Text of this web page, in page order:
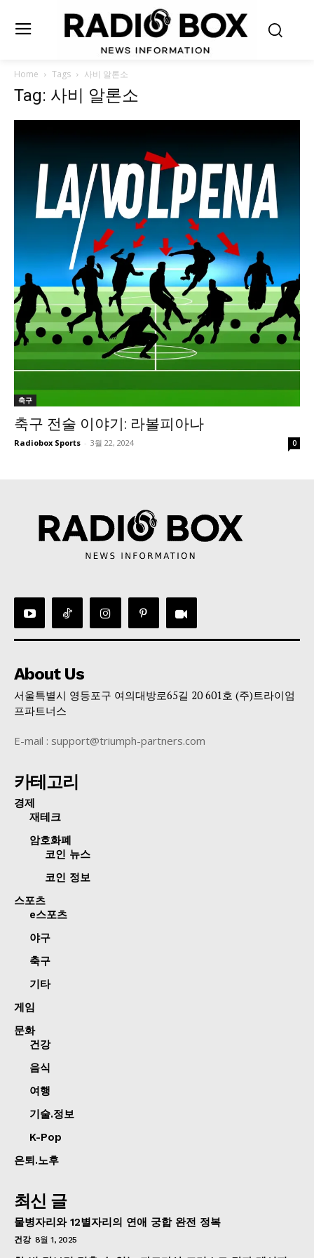
Home Tags 사비 알론소
Tag: 사비 알론소
축구
축구 전술 이야기: 라볼피아나
Radiobox Sports - 3월 22, 2024 0
About Us
서울특별시 영등포구 여의대방로65길 20 601호 (주)트라이엄
프파트너스
E-mail : support@triumph-partners.com
카테고리
경제
재테크
암호화폐
코인 뉴스
코인 정보
스포츠
e스포츠
야구
축구
기타
게임
문화
건강
음식
여행
기술.정보
K-Pop
은퇴.노후
최신 글
물병자리와 12별자리의 연애 궁합 완전 정복
건강 8월 1, 2025